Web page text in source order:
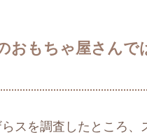
おもちゃ屋さんで
らスを調査したところ